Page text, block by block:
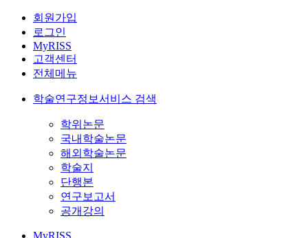
회원가입
로그인
MyRISS
고객센터
전체메뉴
학술연구정보서비스 검색
학위논문
국내학술논문
해외학술논문
학술지
단행본
연구보고서
공개강의
MyRISS